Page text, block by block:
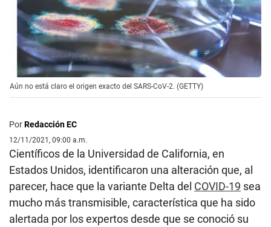
Aún no está claro el origen exacto del SARS-CoV-2. (GETTY)
PorRedacción EC
12/11/2021, 09:00 a.m.
Científicos de la Universidad de California, en
Estados Unidos, identificaron una alteración que, al
parecer, hace que la variante Delta del COVID-19 sea
mucho más transmisible, característica que ha sido
alertada por los expertos desde que se conoció su